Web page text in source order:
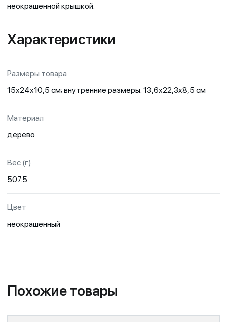
неокрашенной крышкой.
Характеристики
Размеры товара
15x24x10,5 см; внутренние размеры: 13,6x22,3x8,5 см
Материал
дерево
Вес (г)
507.5
Цвет
неокрашенный
Похожие товары